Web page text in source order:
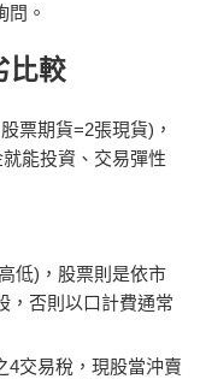
問。
比較
票期貨=2張現貨)，
能投資、交易彈性
低)，股票則是依市
，否則以口計費通常
4交易稅，現股當沖賣